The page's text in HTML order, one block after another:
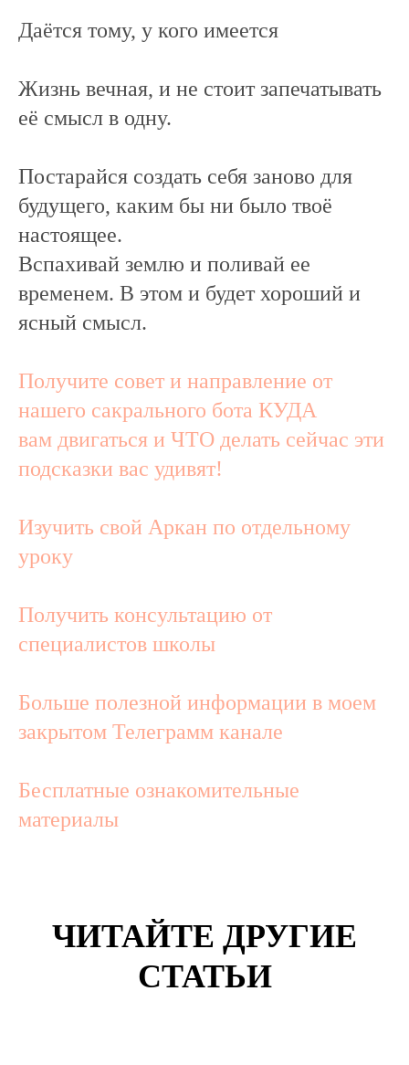
Даётся тому, у кого имеется
Жизнь вечная, и не стоит запечатывать
её смысл в одну.
Постарайся создать себя заново для
будущего, каким бы ни было твоё
настоящее.
Вспахивай землю и поливай ее
временем. В этом и будет хороший и
ясный смысл.
Получите совет и направление от
нашего сакрального бота КУДА
вам двигаться и ЧТО делать сейчас эти
подсказки вас удивят!
Изучить свой Аркан по отдельному
уроку
Получить консультацию от
специалистов школы
Больше полезной информации в моем
закрытом Телеграмм канале
Бесплатные ознакомительные
материалы
ЧИТАЙТЕ ДРУГИЕ
СТАТЬИ